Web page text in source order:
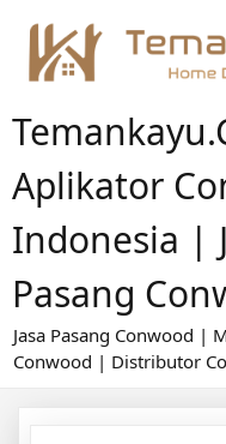
content
Aplikator
Indonesia |
Pasang
Jasa Pasang Conwood |
Conwood | Distributor